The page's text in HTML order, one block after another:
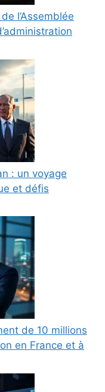
l’Assemblée
: un voyage
et défis
de 10 millions
en France et à